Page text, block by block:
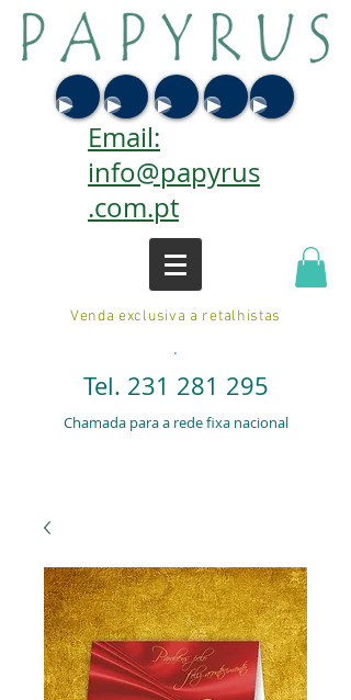
Email:
info@papyrus
.com.pt
Venda exclusiva a retalhistas
.
Tel. 231 281 295
Chamada para a rede fixa nacional